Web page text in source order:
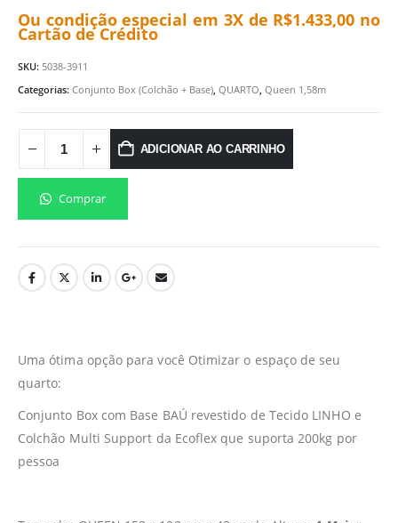
Ou condição especial em 3X de R$1.433,00 no
Cartão de Crédito
SKU: 5038-3911
Categorias: Conjunto Box (Colchão + Base), QUARTO, Queen 1,58m
ADICIONAR AO CARRINHO
Comprar
Uma ótima opção para você Otimizar o espaço de seu
quarto:
Conjunto Box com Base BAÚ revestido de Tecido LINHO e
Colchão Multi Support da Ecoflex que suporta 200kg por
pessoa